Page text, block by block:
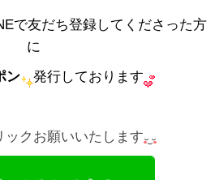
で友だち登録してくださった方
に
ン 発行しております
ックお願いいたします